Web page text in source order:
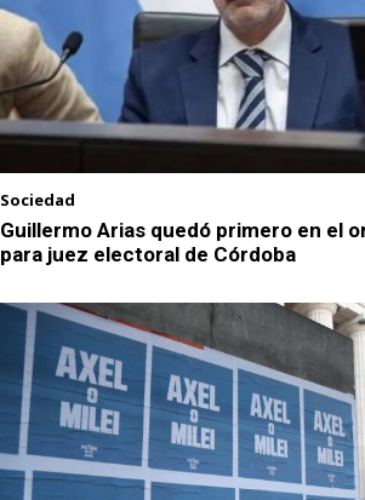
Sociedad
Guillermo Arias quedó primero en el
para juez electoral de Córdoba